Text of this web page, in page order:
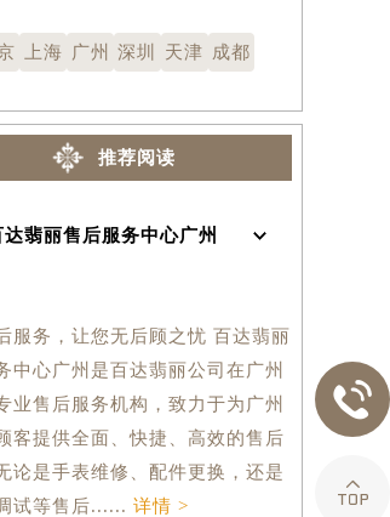
上海 广州 深圳 天津 成都
推荐阅读
达翡丽售后服务中心广州
服务，让您无后顾之忧 百达翡丽
中心广州是百达翡丽公司在广州
业售后服务机构，致力于为广州
客提供全面、快捷、高效的售后
论是手表维修、配件更换，还是
试等售后...... 详情 >

